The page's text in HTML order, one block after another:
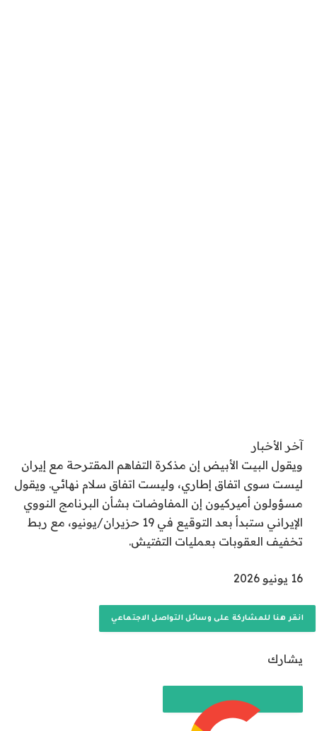
آخر الأخبار
ويقول البيت الأبيض إن مذكرة التفاهم المقترحة مع إيران
ليست سوى اتفاق إطاري، وليست اتفاق سلام نهائي. ويقول
مسؤولون أميركيون إن المفاوضات بشأن البرنامج النووي
الإيراني ستبدأ بعد التوقيع في 19 حزيران/يونيو، مع ربط
تخفيف العقوبات بعمليات التفتيش.
ت
ا
ل
ر
ب
16 يونيو 2026
انقر هنا للمشاركة على وسائل التواصل الاجتماعي
يشارك